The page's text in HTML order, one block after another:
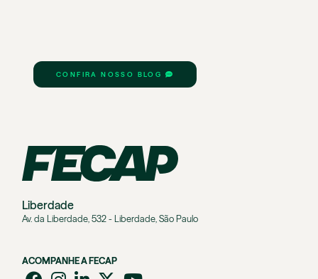
CONFIRA NOSSO BLOG
Liberdade
Av. da Liberdade, 532 - Liberdade, São Paulo
ACOMPANHE A FECAP